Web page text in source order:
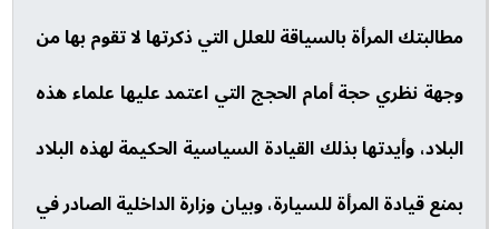
مطالبتك المرأة بالسياقة للعلل التي ذكرتها لا تقوم بها من
وجهة نظري حجة أمام الحجج التي اعتمد عليها علماء هذه
البلاد، وأيدتها بذلك القيادة السياسية الحكيمة لهذه البلاد
بمنع قيادة المرأة للسيارة، وبيان وزارة الداخلية الصادر في